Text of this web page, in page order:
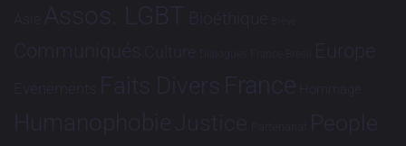
Asie Assos. LGBT Bioéthique Brève
Communiqués Culture Dialogues France-Brésil Europe
Evénements Faits Divers France Hommage
HumanophobieJustice Partenariat People